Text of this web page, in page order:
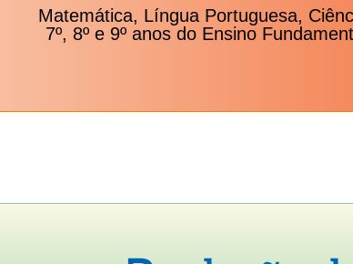
Matemática, Língua Portuguesa,
7º, 8º e 9º anos do Ensino